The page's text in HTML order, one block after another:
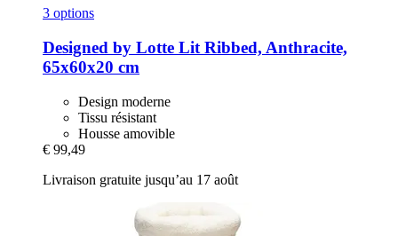
3 options
Designed by Lotte Lit Ribbed, Anthracite,
65x60x20 cm
Design moderne
Tissu résistant
Housse amovible
€ 99,49
Livraison gratuite jusqu’au 17 août